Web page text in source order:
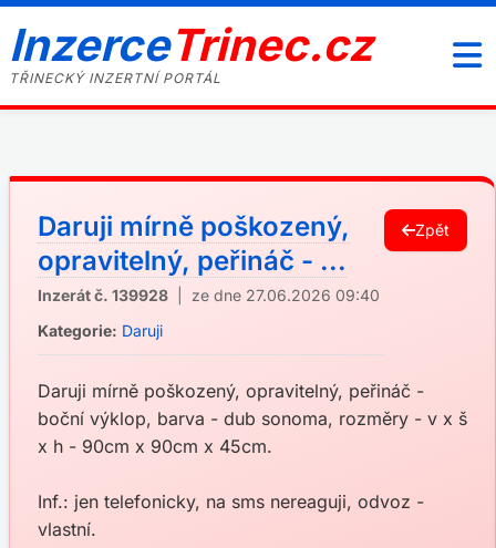
InzerceTrinec.cz
TŘINECKÝ INZERTNÍ PORTÁL
Daruji mírně poškozený,
opravitelný, peřináč - ...
Inzerát č. 139928 | ze dne 27.06.2026 09:40
Kategorie: Daruji
Zpět
Daruji mírně poškozený, opravitelný, peřináč -
boční výklop, barva - dub sonoma, rozměry - v x š
x h - 90cm x 90cm x 45cm.
Inf.: jen telefonicky, na sms nereaguji, odvoz -
vlastní.